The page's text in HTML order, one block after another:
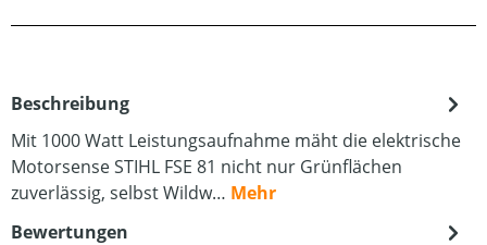
Beschreibung
Mit 1000 Watt Leistungsaufnahme mäht die elektrische
Motorsense STIHL FSE 81 nicht nur Grünflächen
zuverlässig, selbst Wildw… Mehr
Bewertungen